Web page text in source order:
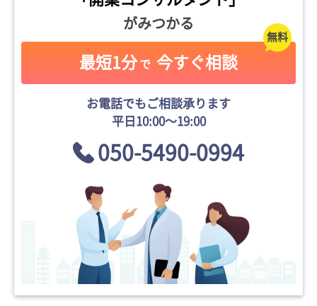
がみつかる
最短1分 で 今すぐ相談
お電話でもご相談承ります
平日10:00〜19:00
050-5490-0994